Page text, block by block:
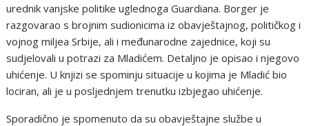
urednik vanjske politike uglednoga Guardiana. Borger je
razgovarao s brojnim sudionicima iz obavještajnog, političkog i
vojnog miljea Srbije, ali i međunarodne zajednice, koji su
sudjelovali u potrazi za Mladićem. Detaljno je opisao i njegovo
uhićenje. U knjizi se spominju situacije u kojima je Mladić bio
lociran, ali je u posljednjem trenutku izbjegao uhićenje.
Sporadično je spomenuto da su obavještajne službe u